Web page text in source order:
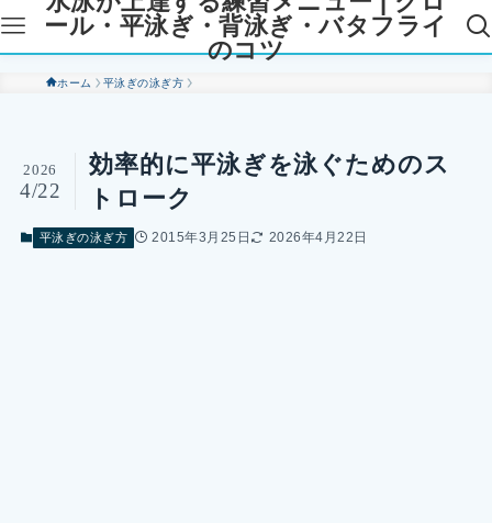
ール・平泳ぎ・背泳ぎ・バタフライ
のコツ
ホーム 平泳ぎの泳ぎ方
効率的に平泳ぎを泳ぐためのス
トローク
2026
4/22
平泳ぎの泳ぎ方 2015年3月25日 2026年4月22日